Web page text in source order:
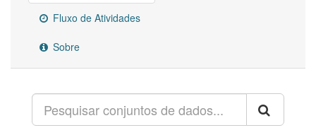
Fluxo de Atividades
Sobre